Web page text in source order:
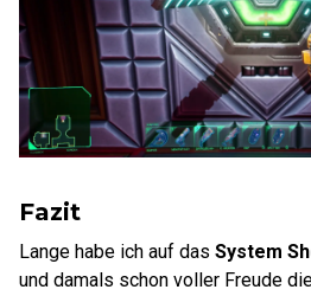
Fazit
Lange habe ich auf das System
und damals schon voller Freude